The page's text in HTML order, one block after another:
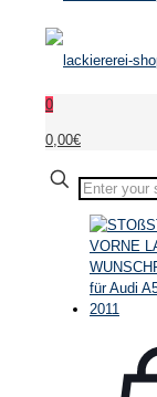
0
0,00€